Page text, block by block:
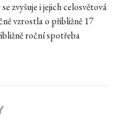
zvyšuje i jejich celosvětová
vzrostla o přibližně 17
roční spotřeba